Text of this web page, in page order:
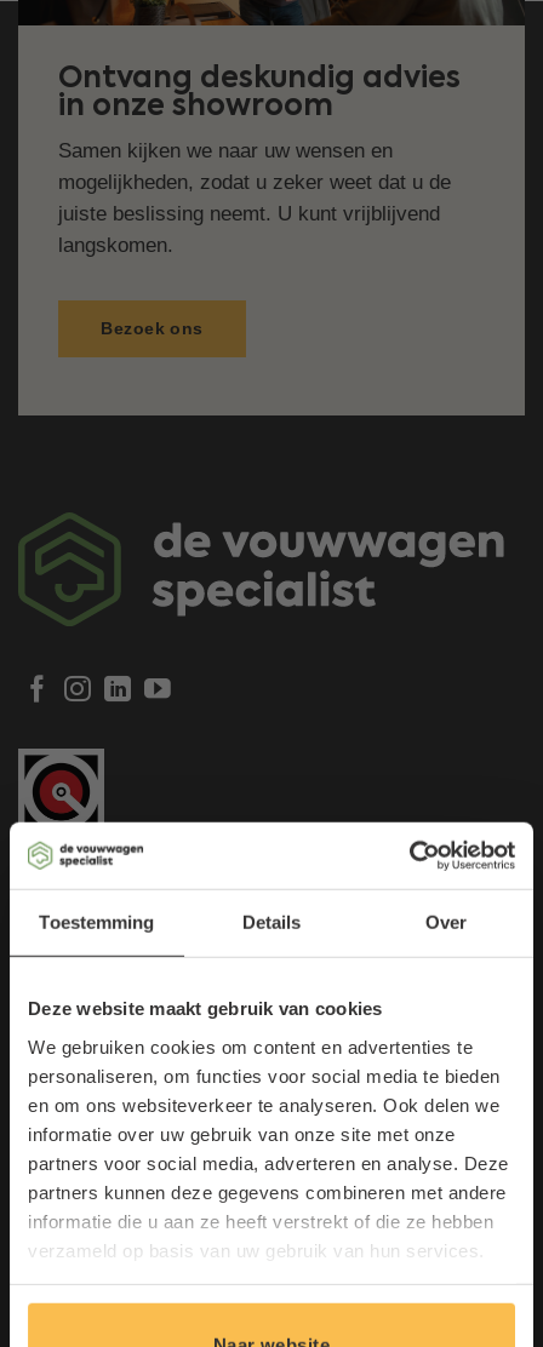
Maak kans op een gratis
Lantaarn!
Schrijf u in voor onze nieuwsbrief en
doe direct mee.
-
Toestemming Details Over
Deze website maakt gebruik van cookies
We gebruiken cookies om content en advertenties te
personaliseren, om functies voor social media te bieden
en om ons websiteverkeer te analyseren. Ook delen we
informatie over uw gebruik van onze site met onze
partners voor social media, adverteren en analyse. Deze
partners kunnen deze gegevens combineren met andere
informatie die u aan ze heeft verstrekt of die ze hebben
verzameld op basis van uw gebruik van hun services.
Ontvang deskundig advies
in onze showroom
Samen kijken we naar uw wensen en
mogelijkheden, zodat u zeker weet dat u de
juiste beslissing neemt. U kunt vrijblijvend
langskomen.
Bezoek ons
Contact
Mijlstraat 24-25
5281 LL Boxtel
T:0411 683 601
E:info@vouwwagenspecialist.nl
Menu
Vouwwagens